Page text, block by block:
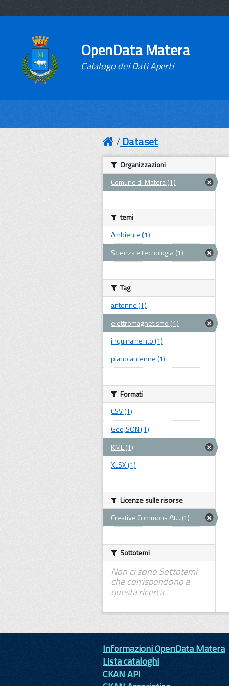
OpenData Matera
Catalogo dei Dati Aperti
Dataset
Organizzazioni
Comune di Matera (1)
temi
Ambiente (1)
Scienza e tecnologia (1)
Tag
antenne (1)
elettromagnetismo (1)
inquinamento (1)
piano antenne (1)
Formati
CSV (1)
GeoJSON (1)
KML (1)
XLSX (1)
Licenze sulle risorse
Creative Commons At... (1)
Sottotemi
Non ci sono Sottotemi
che corrispondono a
questa ricerca
Informazioni OpenData Matera
Lista cataloghi
CKAN API